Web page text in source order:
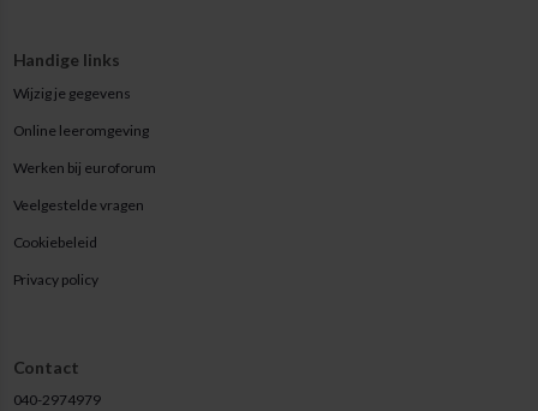
Handige links
Wijzig je gegevens
Online leeromgeving
Werken bij euroforum
Veelgestelde vragen
Cookiebeleid
Privacy policy
Contact
040-2974979